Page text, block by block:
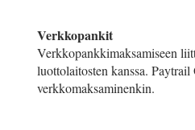
Verkkopankit
Verkkopankkimaksamiseen
luottolaitosten kanssa.
verkkomaksaminenkin.